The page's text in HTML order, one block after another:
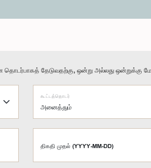
தேடுவதற்கு, ஒன்று அல்லது ஒன்றுக்கு
கூட்டத்தொடர்
திகதி முதல் (YYYY-MM-DD)